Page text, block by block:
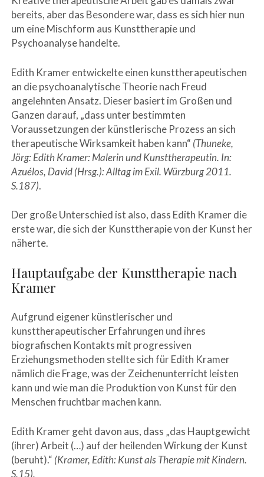
bereits, aber das Besondere war, dass es sich hier nun
um eine Mischform aus Kunsttherapie und
Psychoanalyse handelte.
Edith Kramer entwickelte einen kunsttherapeutischen
an die psychoanalytische Theorie nach Freud
angelehnten Ansatz. Dieser basiert im Großen und
Ganzen darauf, „dass unter bestimmten
Voraussetzungen der künstlerische Prozess an sich
therapeutische Wirksamkeit haben kann“ (Thuneke,
Jörg: Edith Kramer: Malerin und Kunsttherapeutin. In:
Azuélos, David (Hrsg.): Alltag im Exil. Würzburg 2011.
S.187).
Der große Unterschied ist also, dass Edith Kramer die
erste war, die sich der Kunsttherapie von der Kunst her
näherte.
Hauptaufgabe der Kunsttherapie nach
Kramer
Aufgrund eigener künstlerischer und
kunsttherapeutischer Erfahrungen und ihres
biografischen Kontakts mit progressiven
Erziehungsmethoden stellte sich für Edith Kramer
nämlich die Frage, was der Zeichenunterricht leisten
kann und wie man die Produktion von Kunst für den
Menschen fruchtbar machen kann.
Edith Kramer geht davon aus, dass „das Hauptgewicht
(ihrer) Arbeit (…) auf der heilenden Wirkung der Kunst
(beruht).“ (Kramer, Edith: Kunst als Therapie mit Kindern.
S.15).